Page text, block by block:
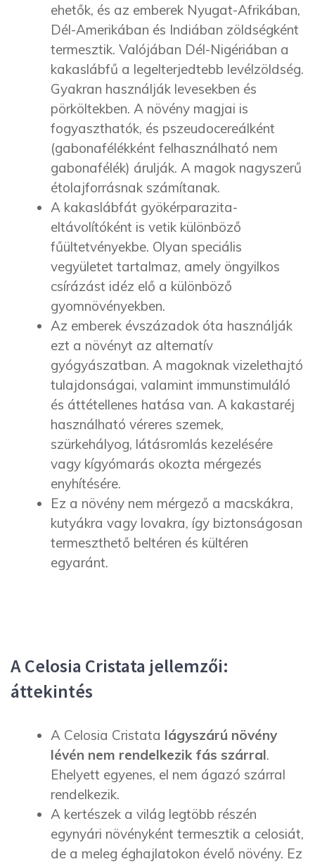
ehetők, és az emberek Nyugat-Afrikában,
Dél-Amerikában és Indiában zöldségként
termesztik. Valójában Dél-Nigériában a
kakaslábfű a legelterjedtebb levélzöldség.
Gyakran használják levesekben és
pörköltekben. A növény magjai is
fogyaszthatók, és pszeudocereálként
(gabonafélékként felhasználható nem
gabonafélék) árulják. A magok nagyszerű
étolajforrásnak számítanak.
A kakaslábfát gyökérparazita-
eltávolítóként is vetik különböző
fűültetvényekbe. Olyan speciális
vegyületet tartalmaz, amely öngyilkos
csírázást idéz elő a különböző
gyomnövényekben.
Az emberek évszázadok óta használják
ezt a növényt az alternatív
gyógyászatban. A magoknak vizelethajtó
tulajdonságai, valamint immunstimuláló
és áttétellenes hatása van. A kakastaréj
használható véreres szemek,
szürkehályog, látásromlás kezelésére
vagy kígyómarás okozta mérgezés
enyhítésére.
Ez a növény nem mérgező a macskákra,
kutyákra vagy lovakra, így biztonságosan
termeszthető beltéren és kültéren
egyaránt.
A Celosia Cristata jellemzői:
áttekintés
A Celosia Cristata lágyszárú növény
lévén nem rendelkezik fás szárral.
Ehelyett egyenes, el nem ágazó szárral
rendelkezik.
A kertészek a világ legtöbb részén
egynyári növényként termesztik a celosiát,
de a meleg éghajlatokon évelő növény. Ez